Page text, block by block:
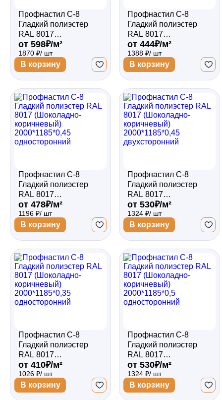
Профнастил С-8
Гладкий полиэстер
RAL 8017
(Шоколадно-
коричневый)
2500*1185*0,5
двухсторонний
от 598₽/м²
1870 ₽/ шт
В корзину
Профнастил С-8
Гладкий полиэстер
RAL 8017
(Шоколадно-
коричневый)
2500*1185*0,4
односторонний
от 444₽/м²
1388 ₽/ шт
В корзину
Профнастил С-8
Гладкий полиэстер
RAL 8017
(Шоколадно-
коричневый)
2000*1185*0,45
односторонний
от 478₽/м²
1196 ₽/ шт
В корзину
Профнастил С-8
Гладкий полиэстер
RAL 8017
(Шоколадно-
коричневый)
2000*1185*0,45
двухсторонний
от 530₽/м²
1324 ₽/ шт
В корзину
Профнастил С-8
Гладкий полиэстер
RAL 8017
(Шоколадно-
коричневый)
2000*1185*0,35
односторонний
от 410₽/м²
1026 ₽/ шт
В корзину
Профнастил С-8
Гладкий полиэстер
RAL 8017
(Шоколадно-
коричневый)
2000*1185*0,5
односторонний
от 530₽/м²
1324 ₽/ шт
В корзину